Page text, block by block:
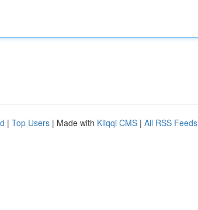
| Top Users | Made with Kliqqi CMS | All RSS Feeds